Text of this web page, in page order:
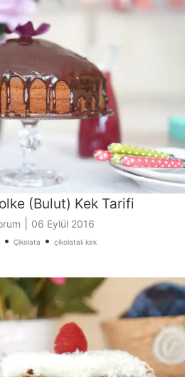
(Bulut) Kek Tarifi
06 Eylül 2016
• Çikolata • çikolatalı kek